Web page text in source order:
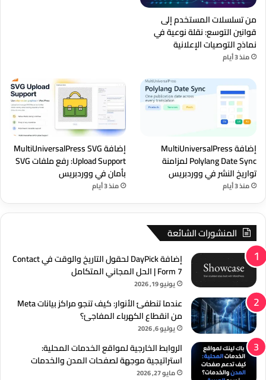
من تسلسلات المستخدم إلى
قوانين التوسع: نقلة نوعية في
نماذج التوصيات الإعلانية
منذ 3 أيام
إضافة MultiUniversalPress
Polylang Date Sync لمزامنة
تواريخ النشر في ووردبريس
منذ 3 أيام
إضافة MultiUniversalPress SVG
Upload Support: رفع ملفات SVG
بأمان في ووردبريس
منذ 3 أيام
المنشورات الشائعة
إضافة DayPick لحقول التاريخ والوقت في Contact
Form 7 | الحل المجاني المتكامل
يونيو 19, 2026
عندما تنطفئ الأنوار: كيف تنجو مراكز بيانات Meta
من انقطاع الكهرباء المفاجئ؟
يوليو 6, 2026
الروابط الخارجية لمواقع الخدمات المحلية:
استراتيجية موجهة لصفحات المدن والخدمات
مايو 27, 2026